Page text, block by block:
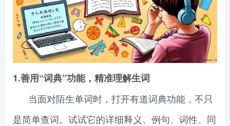
1.善用“词典”功能，精准理解生词
当面对陌生单词时，打开有道词典功能，不只
是简单查词。试试它的详细释义、例句、词性、同